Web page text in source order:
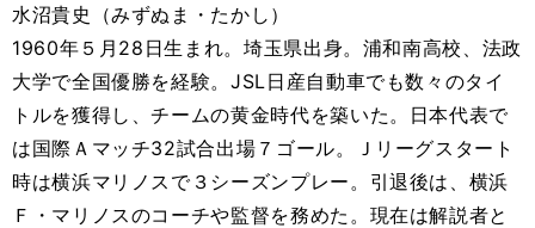
水沼貴史（みずぬま・たかし）
1960年５月28日生まれ。埼玉県出身。浦和南高校、法政
大学で全国優勝を経験。JSL日産自動車でも数々のタイ
トルを獲得し、チームの黄金時代を築いた。日本代表で
は国際Ａマッチ32試合出場７ゴール。Ｊリーグスタート
時は横浜マリノスで３シーズンプレー。引退後は、横浜
Ｆ・マリノスのコーチや監督を務めた。現在は解説者と